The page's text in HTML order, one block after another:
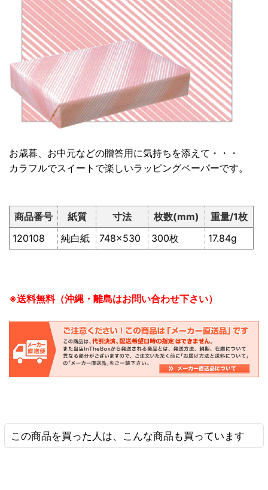
お歳暮、お中元などの贈答用に気持ちを添えて・・・
カラフルでスイートで楽しいラッピングペーパーです。
商品番号 紙質 寸法 枚数(mm)
重量/1枚
120108
純白紙 748×530 300枚 17.84g
※送料無料（沖縄・離島はお問い合わせ下さい）
この商品を買った人は、こんな商品も買っています